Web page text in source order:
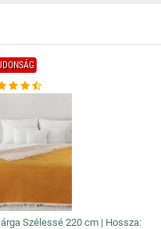
Szélessé 220 cm | Hossza: